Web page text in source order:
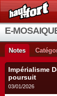
E-
Notes
Impérialisme
poursuit
03/01/2026